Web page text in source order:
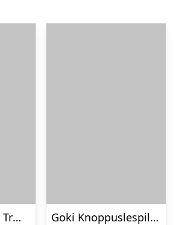
Knoppuslespil I Træ – 6 Brikker – Lillie & Ellie
Goki Knoppuslespil – Bondegård – Træ – 9 Brikker